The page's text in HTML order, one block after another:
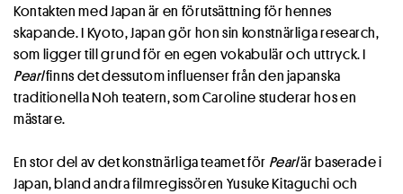
Kontakten med Japan är en förutsättning för hennes
skapande. I Kyoto, Japan gör hon sin konstnärliga research,
som ligger till grund för en egen vokabulär och uttryck. I
Pearlfinns det dessutom influenser från den japanska
traditionella Noh teatern, som Caroline studerar hos en
mästare.
En stor del av det konstnärliga teamet för Pearlär baserade i
Japan, bland andra filmregissören Yusuke Kitaguchi och